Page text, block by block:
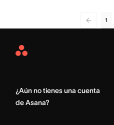
1
Asana
¿Aún no tienes una cuenta
de Asana?